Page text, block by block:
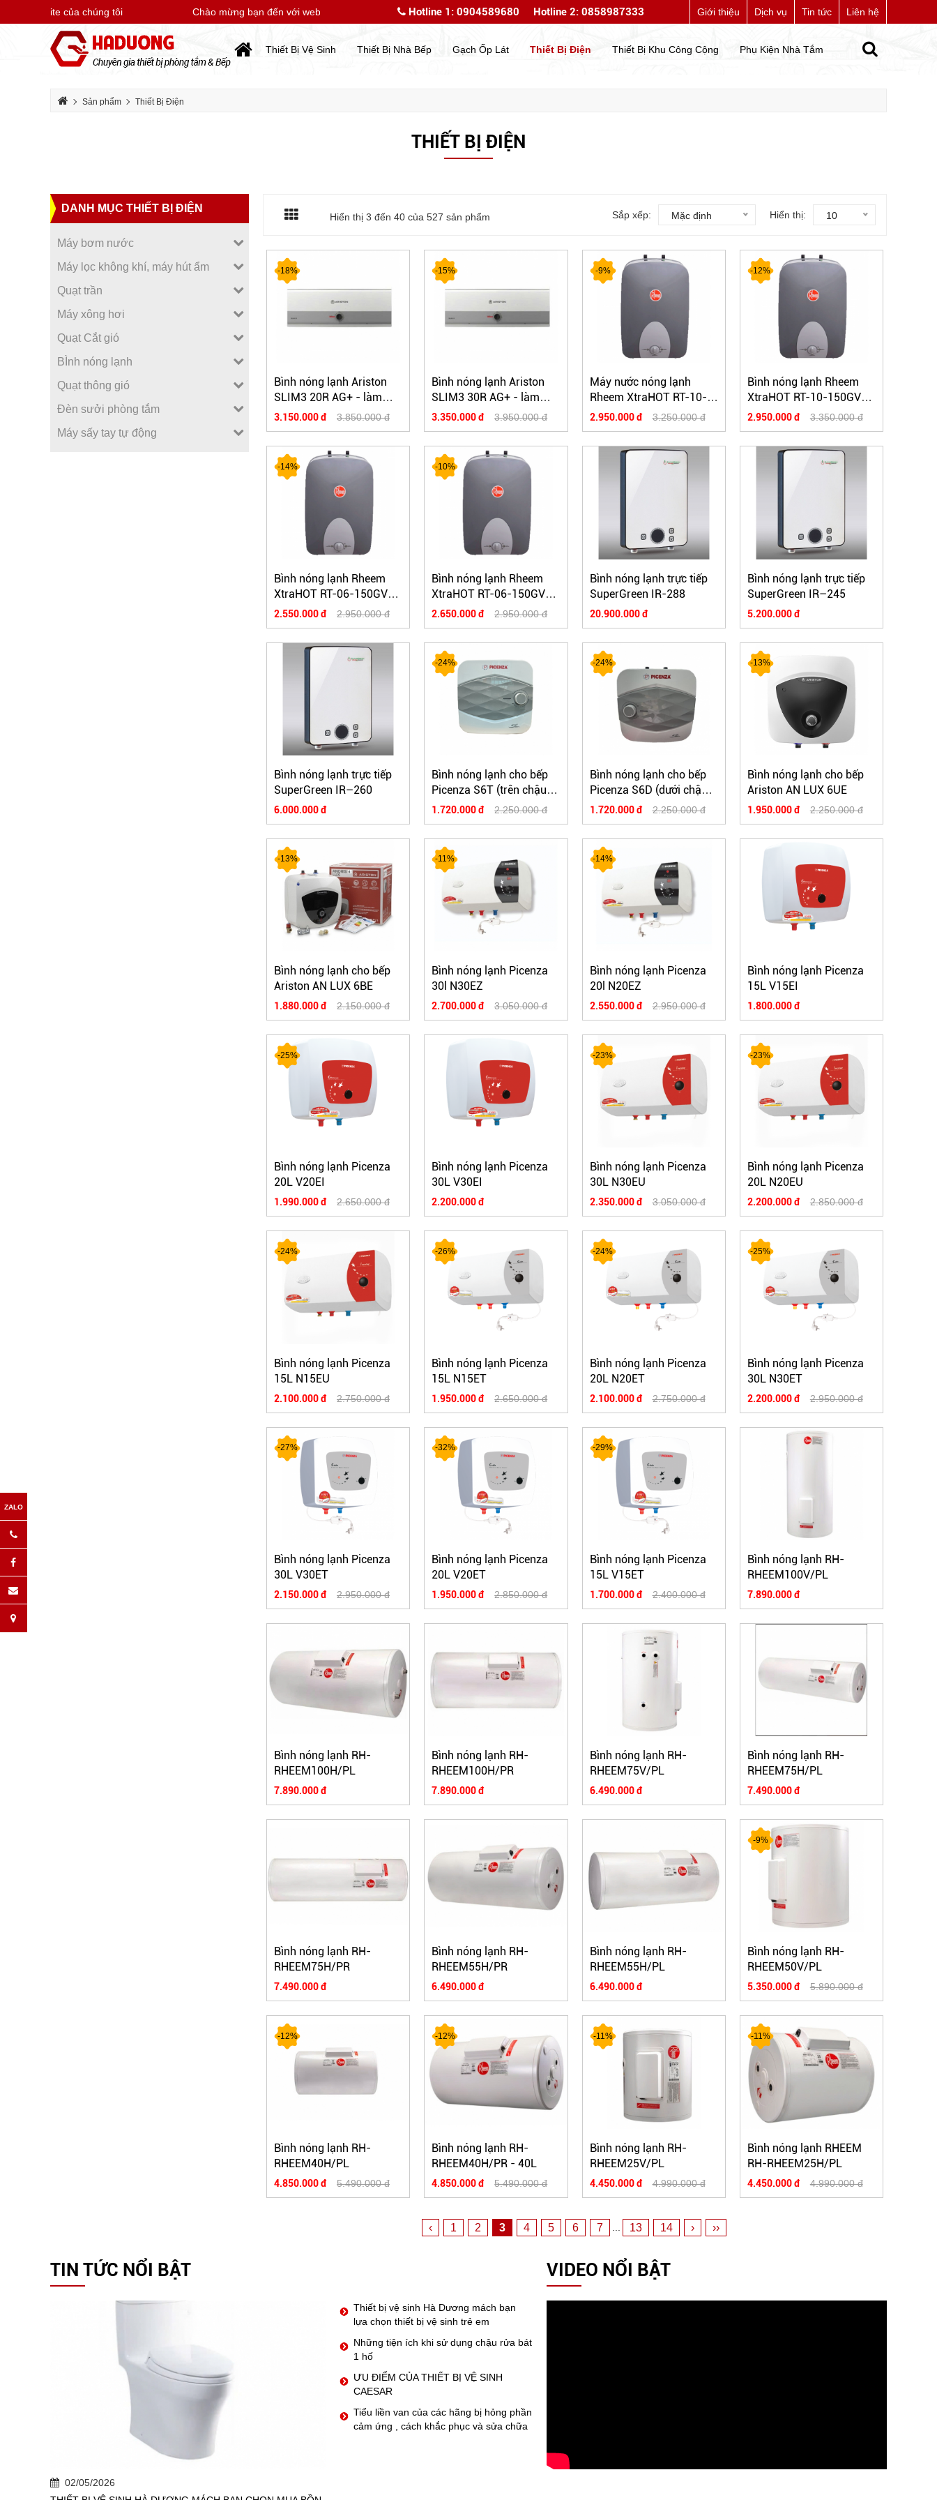
website của chúng tôi Chào mừng bạn đến với website của chúng tôi Chào mừng bạn đến với website của chúng tôi
Hotline 1: 0904589680 Hotline 2: 0858987333 Giới thiệu Dịch vụ Tin tức Liên hệ
Thiết Bị Vệ Sinh Thiết Bị Nhà Bếp Gạch Ốp Lát Thiết Bị Điện Thiết Bị Khu Công Cộng Phụ Kiện Nhà Tắm
Sản phẩm Thiết Bị Điện
THIẾT BỊ ĐIỆN
DANH MỤC THIẾT BỊ ĐIỆN
Máy bơm nước
Máy lọc không khí, máy hút ẩm
Quạt trần
Máy xông hơi
Quạt Cắt gió
BÌnh nóng lạnh
Quạt thông gió
Đèn sưởi phòng tắm
Máy sấy tay tự động
Hiển thị 3 đến 40 của 527 sản phẩm Sắp xếp: Mặc định Hiển thị: 10
-18%
Bình nóng lạnh Ariston
SLIM3 20R AG+ - làm
sạch nước
3.150.000 đ 3.850.000 đ
-15%
Bình nóng lạnh Ariston
SLIM3 30R AG+ - làm
sạch nước
3.350.000 đ 3.950.000 đ
-9%
Máy nước nóng lạnh
Rheem XtraHOT RT-10-
150GV 10L
2.950.000 đ 3.250.000 đ
-12%
Bình nóng lạnh Rheem
XtraHOT RT-10-150GV
10L
2.950.000 đ 3.350.000 đ
-14%
Bình nóng lạnh Rheem
XtraHOT RT-06-150GV
6L
2.550.000 đ 2.950.000 đ
-10%
Bình nóng lạnh Rheem
XtraHOT RT-06-150GV
6L
2.650.000 đ 2.950.000 đ
Bình nóng lạnh trực tiếp
SuperGreen IR-288
20.900.000 đ
Bình nóng lạnh trực tiếp
SuperGreen IR–245
5.200.000 đ
Bình nóng lạnh trực tiếp
SuperGreen IR–260
6.000.000 đ
-24%
Bình nóng lạnh cho bếp
Picenza S6T (trên chậu
rửa)
1.720.000 đ 2.250.000 đ
-24%
Bình nóng lạnh cho bếp
Picenza S6D (dưới chậu
rửa)
1.720.000 đ 2.250.000 đ
-13%
Bình nóng lạnh cho bếp
Ariston AN LUX 6UE
1.950.000 đ 2.250.000 đ
-13%
Bình nóng lạnh cho bếp
Ariston AN LUX 6BE
1.880.000 đ 2.150.000 đ
-11%
Bình nóng lạnh Picenza
30l N30EZ
2.700.000 đ 3.050.000 đ
-14%
Bình nóng lạnh Picenza
20l N20EZ
2.550.000 đ 2.950.000 đ
Bình nóng lạnh Picenza
15L V15EI
1.800.000 đ
-25%
Bình nóng lạnh Picenza
20L V20EI
1.990.000 đ 2.650.000 đ
Bình nóng lạnh Picenza
30L V30EI
2.200.000 đ
-23%
Bình nóng lạnh Picenza
30L N30EU
2.350.000 đ 3.050.000 đ
-23%
Bình nóng lạnh Picenza
20L N20EU
2.200.000 đ 2.850.000 đ
-24%
Bình nóng lạnh Picenza
15L N15EU
2.100.000 đ 2.750.000 đ
-26%
Bình nóng lạnh Picenza
15L N15ET
1.950.000 đ 2.650.000 đ
-24%
Bình nóng lạnh Picenza
20L N20ET
2.100.000 đ 2.750.000 đ
-25%
Bình nóng lạnh Picenza
30L N30ET
2.200.000 đ 2.950.000 đ
-27%
Bình nóng lạnh Picenza
30L V30ET
2.150.000 đ 2.950.000 đ
-32%
Bình nóng lạnh Picenza
20L V20ET
1.950.000 đ 2.850.000 đ
-29%
Bình nóng lạnh Picenza
15L V15ET
1.700.000 đ 2.400.000 đ
Bình nóng lạnh RH-
RHEEM100V/PL
7.890.000 đ
Bình nóng lạnh RH-
RHEEM100H/PL
7.890.000 đ
Bình nóng lạnh RH-
RHEEM100H/PR
7.890.000 đ
Bình nóng lạnh RH-
RHEEM75V/PL
6.490.000 đ
Bình nóng lạnh RH-
RHEEM75H/PL
7.490.000 đ
Bình nóng lạnh RH-
RHEEM75H/PR
7.490.000 đ
Bình nóng lạnh RH-
RHEEM55H/PR
6.490.000 đ
Bình nóng lạnh RH-
RHEEM55H/PL
6.490.000 đ
-9%
Bình nóng lạnh RH-
RHEEM50V/PL
5.350.000 đ 5.890.000 đ
-12%
Bình nóng lạnh RH-
RHEEM40H/PL
4.850.000 đ 5.490.000 đ
-12%
Bình nóng lạnh RH-
RHEEM40H/PR - 40L
4.850.000 đ 5.490.000 đ
-11%
Bình nóng lạnh RH-
RHEEM25V/PL
4.450.000 đ 4.990.000 đ
-11%
Bình nóng lạnh RHEEM
RH-RHEEM25H/PL
4.450.000 đ 4.990.000 đ
‹ 1 2 3 4 5 6 7 13 14 › ››
TIN TỨC NỔI BẬT
02/05/2026
Thiết bị vệ sinh Hà Dương mách bạn
lựa chọn thiết bị vệ sinh trẻ em
Những tiện ích khi sử dụng chậu rửa bát
1 hố
ƯU ĐIỂM CỦA THIẾT BỊ VỆ SINH
CAESAR
Tiểu liền van của các hãng bị hỏng phần
cảm ứng , cách khắc phục và sửa chữa
VIDEO NỔI BẬT